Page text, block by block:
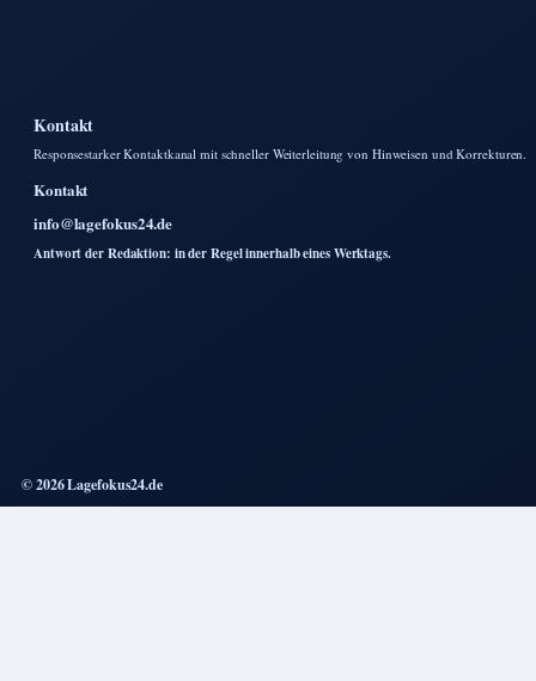
Kontakt
Responsestarker Kontaktkanal mit schneller Weiterleitung von Hinweisen und Korrekturen.
Kontakt
info@lagefokus24.de
Antwort der Redaktion: in der Regel innerhalb eines Werktags.
© 2026 Lagefokus24.de